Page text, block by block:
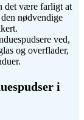
det være farligt at
nødvendige
ved,
og overflader,
i